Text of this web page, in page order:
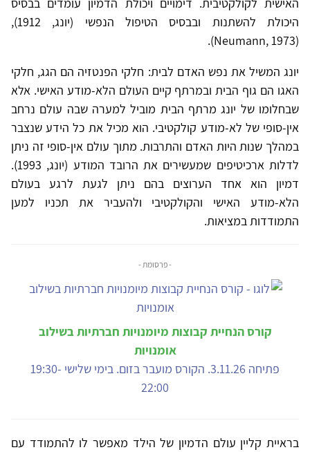
היכולת להשתנות ובבסיס הטיפול הנפשי (יונג, 1912),
(Neumann, 1973).
יונג המשיל את נפש האדם לבית: חלקי הפנטזיה הם הגג, חלקי
האגו הם גוף הבית ובמרתף קיים העולם הלא-מודע האישי. אלא
שבחלומו של יונג מרתף הבית מוביל למערה שבה עולם נרחב
אין-סופי של לא-מודע קולקטיבי. הוא מכיל את כל הידע שנצבר
במהלך שנות היות האדם והתרבות. מתוך עולם אין-סופי זה ניתן
לדלות ארכיטיפים שמעשירים את הרובד המודע (יונג, 1993).
דמיון הוא אחד הערוצים בהם ניתן לגעת לרגע בעולם
הלא-מודע האישי והקולקטיבי ולהעביר את תכניו למען
התמודדות במציאות.
- פרסומת -
קורס הנחיית קבוצות מיומנויות חברתיות בשילוב
אומנויות
פתיחה 3.11.26. הקורס מועבר בזום. בימי שלישי 19:30-
22:00
בראיית קליין עולם הדמיון של הילד מאפשר לו להתמודד עם